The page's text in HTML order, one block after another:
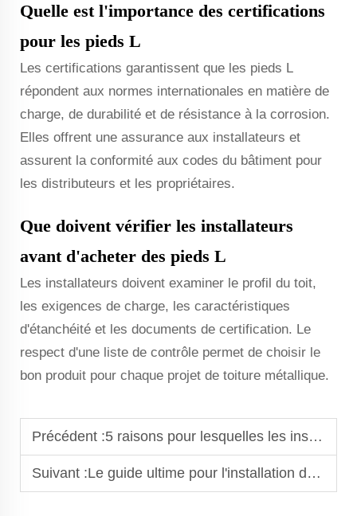
Quelle est l'importance des certifications
pour les pieds L
Les certifications garantissent que les pieds L
répondent aux normes internationales en matière de
charge, de durabilité et de résistance à la corrosion.
Elles offrent une assurance aux installateurs et
assurent la conformité aux codes du bâtiment pour
les distributeurs et les propriétaires.
Que doivent vérifier les installateurs
avant d'acheter des pieds L
Les installateurs doivent examiner le profil du toit,
les exigences de charge, les caractéristiques
d'étanchéité et les documents de certification. Le
respect d'une liste de contrôle permet de choisir le
bon produit pour chaque projet de toiture métallique.
Précédent :5 raisons pour lesquelles les installateurs préfèrent les supports solaires en L pour les projets de toits métalliques
Suivant :Le guide ultime pour l'installation de pieds en L solaires sur les toits métalliques